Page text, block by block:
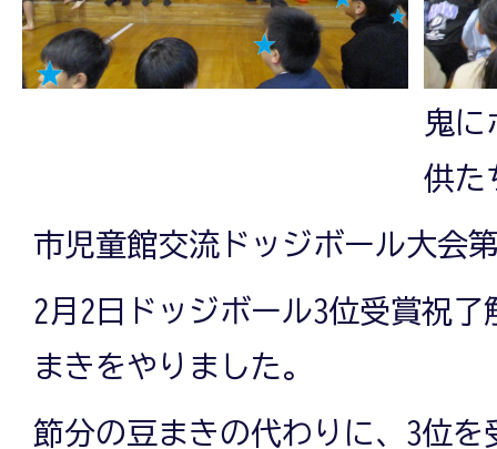
鬼に
供た
市児童館交流ドッジボール大会
2月2日ドッジボール3位受賞祝
まきをやりました。
節分の豆まきの代わりに、3位